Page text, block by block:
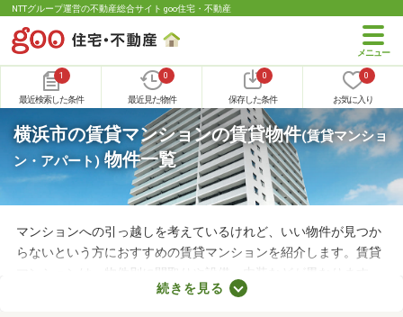
NTTグループ運営の不動産総合サイト goo住宅・不動産
1
最近検索した条件
0
最近見た物件
0
保存した条件
0
お気に入り
横浜市の賃貸マンションの賃貸物件(賃貸マンショ
ン・アパート) 物件一覧
マンションへの引っ越しを考えているけれど、いい物件が見つか
らないという方におすすめの賃貸マンションを紹介します。賃貸
マンションは、物件別に間取りや設備、内装などが異なります。
複数の物件を見比べて、希望や好みにぴったりなお部屋を見つけ
続きを見る